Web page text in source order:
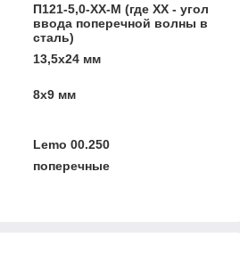
П121-5,0-ХХ-М (где XX - угол
ввода поперечной волны в
сталь)
13,5х24 мм
8х9 мм
Lemo 00.250
поперечные